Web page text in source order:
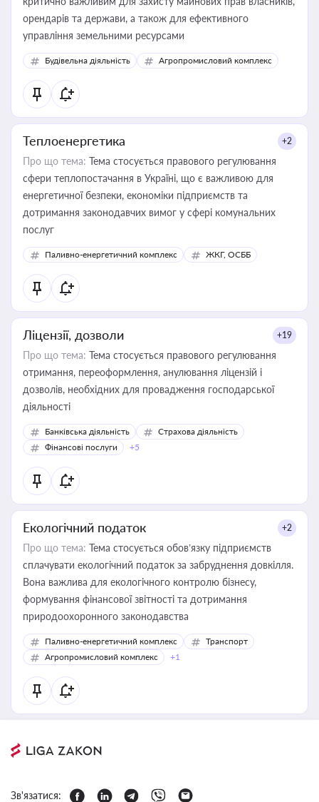
орендарів та держави, а також для ефективного
управління земельними ресурсами
Будівельна діяльність Агропромисловий комплекс
Теплоенергетика +2
Про що тема: Тема стосується правового регулювання
сфери теплопостачання в Україні, що є важливою для
енергетичної безпеки, економіки підприємств та
дотримання законодавчих вимог у сфері комунальних
послуг
Паливно-енергетичний комплекс ЖКГ, ОСББ
Ліцензії, дозволи +19
Про що тема: Тема стосується правового регулювання
отримання, переоформлення, анулювання ліцензій і
дозволів, необхідних для провадження господарської
діяльності
Банківська діяльність
Страхова діяльність
Фінансові послуги
+5
Екологічний податок +2
Про що тема: Тема стосується обов’язку підприємств
сплачувати екологічний податок за забруднення довкілля.
Вона важлива для екологічного контролю бізнесу,
формування фінансової звітності та дотримання
природоохоронного законодавства
Паливно-енергетичний комплекс
Транспорт
Агропромисловий комплекс
+1
Зв'язатися: